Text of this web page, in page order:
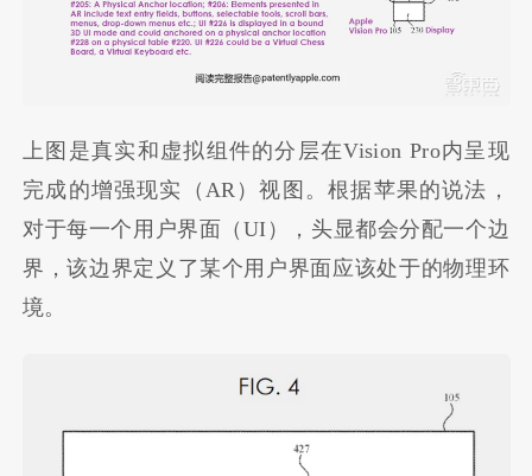
上图是真实和虚拟组件的分层在Vision Pro内呈现
完成的增强现实（AR）视图。根据苹果的说法，
对于每一个用户界面（UI），头显都会分配一个边
界，该边界定义了某个用户界面应该处于的物理环
境。